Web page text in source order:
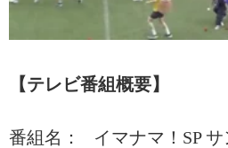
【テレビ番組概要】
番組名： イマナマ！SP